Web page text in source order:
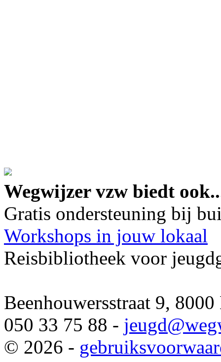
Wegwijzer vzw biedt
Gratis ondersteuning bij
Workshops in jouw lokaal
Reisbibliotheek voor
Beenhouwersstraat 9,
050 33 75 88 - jeugd
© 2026 -